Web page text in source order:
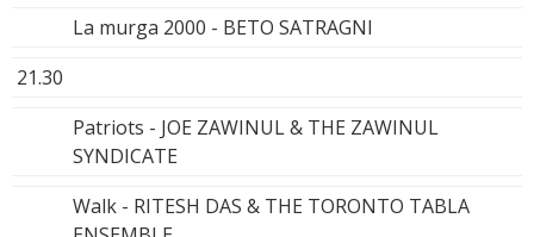
La murga 2000 - BETO SATRAGNI
21.30
Patriots - JOE ZAWINUL & THE ZAWINUL
SYNDICATE
Walk - RITESH DAS & THE TORONTO TABLA